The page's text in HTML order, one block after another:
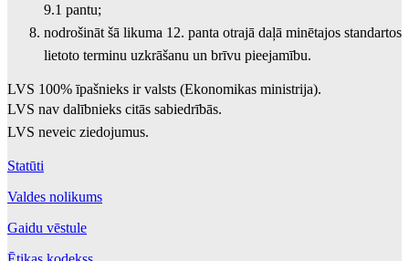
9.1 pantu;
nodrošināt šā likuma 12. panta otrajā daļā minētajos standartos
lietoto terminu uzkrāšanu un brīvu pieejamību.
LVS 100% īpašnieks ir valsts (Ekonomikas ministrija).
LVS nav dalībnieks citās sabiedrībās.
LVS neveic ziedojumus.
Statūti
Valdes nolikums
Gaidu vēstule